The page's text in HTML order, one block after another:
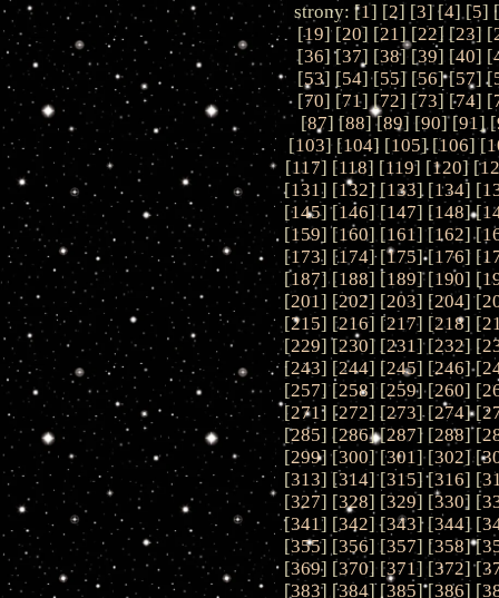
strony: [1] [2] [3] [4] [5] [
[19] [20] [21] [22] [23] [
[36] [37] [38] [39] [40] [
[53] [54] [55] [56] [57] [
[70] [71] [72] [73] [74] [
[87] [88] [89] [90] [91] [
[103] [104] [105] [106] [
[117] [118] [119] [120] [
[131] [132] [133] [134] [
[145] [146] [147] [148] [
[159] [160] [161] [162] [
[173] [174] [175] [176] [
[187] [188] [189] [190] [
[201] [202] [203] [204] [
[215] [216] [217] [218] [
[229] [230] [231] [232] [
[243] [244] [245] [246] [
[257] [258] [259] [260] [
[271] [272] [273] [274] [
[285] [286] [287] [288] [
[299] [300] [301] [302] [
[313] [314] [315] [316] [
[327] [328] [329] [330] [
[341] [342] [343] [344] [
[355] [356] [357] [358] [
[369] [370] [371] [372] [
[383] [384] [385] [386] [